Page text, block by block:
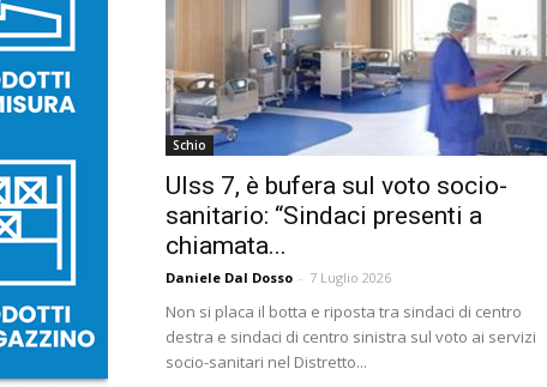
Schio
Ulss 7, è bufera sul voto socio-
sanitario: “Sindaci presenti a
chiamata...
Daniele Dal Dosso - 7 Luglio 2026
Non si placa il botta e riposta tra sindaci di centro
destra e sindaci di centro sinistra sul voto ai servizi
socio-sanitari nel Distretto...